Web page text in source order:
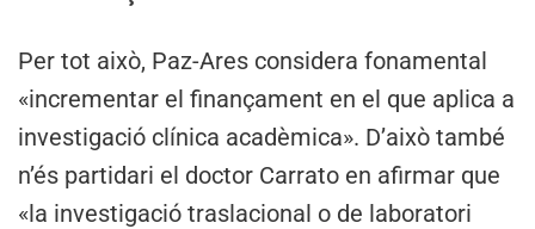
Per tot això, Paz-Ares considera fonamental
«incrementar el finançament en el que aplica a
investigació clínica acadèmica». D’això també
n’és partidari el doctor Carrato en afirmar que
«la investigació traslacional o de laboratori